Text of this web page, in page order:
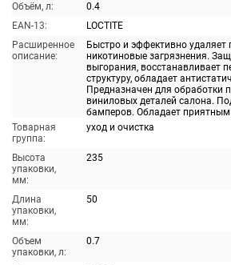
Объём, л:
0.4
EAN-13:
LOCTITE
Расширенное
описание:
Быстро и эффективно удаляет
никотиновые загрязнения.
выгорания, восстанавливает
структуру, обладает
Предназначен для обработки
виниловых деталей салона.
бамперов. Обладает
Товарная
группа:
уход и очистка
Высота
упаковки,
мм:
235
Длина
упаковки,
мм:
50
Объем
упаковки, л:
0.7